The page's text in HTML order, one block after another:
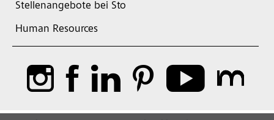
Stellenangebote bei Sto
Human Resources